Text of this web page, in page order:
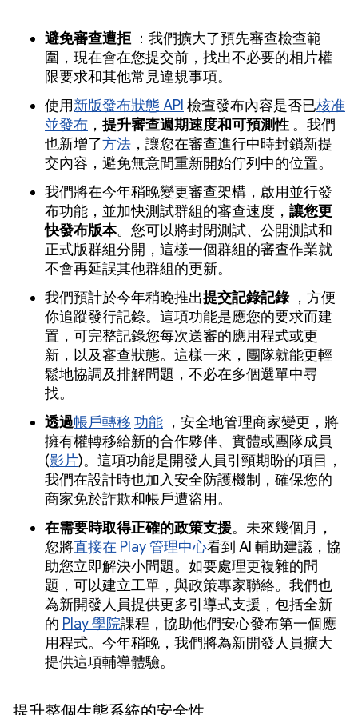
避免審查遭拒 ：我們擴大了預先審查檢查範
圍，現在會在您提交前，找出不必要的相片權
限要求和其他常見違規事項。
使用新版發布狀態 API 檢查發布內容是否已核准
並發布 ， 提升審查週期速度和可預測性 。我們
也新增了方法 ，讓您在審查進行中時封鎖新提
交內容，避免無意間重新開始佇列中的位置。
我們將在今年稍晚變更審查架構，啟用並行發
布功能，並加快測試群組的審查速度， 讓您更
快發布版本。您可以將封閉測試、公開測試和
正式版群組分開，這樣一個群組的審查作業就
不會再延誤其他群組的更新。
我們預計於今年稍晚推出提交記錄記錄 ，方便
你追蹤發行記錄。這項功能是應您的要求而建
置，可完整記錄您每次送審的應用程式或更
新，以及審查狀態。這樣一來，團隊就能更輕
鬆地協調及排解問題，不必在多個選單中尋
找。
透過帳戶轉移 功能 ，安全地管理商家變更，將
擁有權轉移給新的合作夥伴、實體或團隊成員
(影片)。這項功能是開發人員引頸期盼的項目，
我們在設計時也加入安全防護機制，確保您的
商家免於詐欺和帳戶遭盜用。
在需要時取得正確的政策支援。未來幾個月，
您將直接在 Play 管理中心看到 AI 輔助建議，協
助您立即解決小問題。如要處理更複雜的問
題，可以建立工單，與政策專家聯絡。我們也
為新開發人員提供更多引導式支援，包括全新
的 Play 學院課程，協助他們安心發布第一個應
用程式。今年稍晚，我們將為新開發人員擴大
提供這項輔導體驗。